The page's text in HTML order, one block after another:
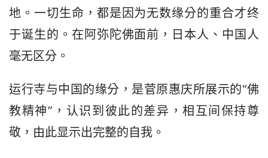
地。一切生命，都是因为无数缘分的重合才终
于诞生的。在阿弥陀佛面前，日本人、中国人
毫无区分。
运行寺与中国的缘分，是菅原惠庆所展示的“佛
教精神”，认识到彼此的差异，相互间保持尊
敬，由此显示出完整的自我。